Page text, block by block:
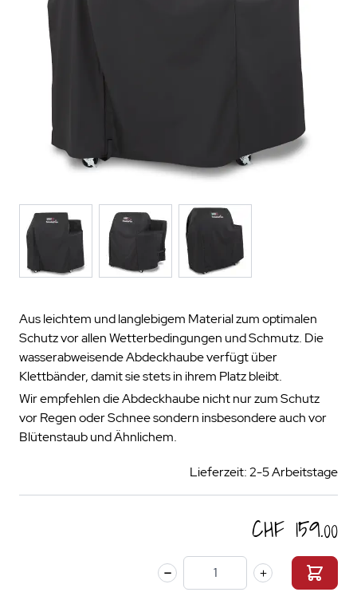
Aus leichtem und langlebigem Material zum optimalen
Schutz vor allen Wetterbedingungen und Schmutz. Die
wasserabweisende Abdeckhaube verfügt über
Klettbänder, damit sie stets in ihrem Platz bleibt.
Wir empfehlen die Abdeckhaube nicht nur zum Schutz
vor Regen oder Schnee sondern insbesondere auch vor
Blütenstaub und Ähnlichem.
Lieferzeit: 2-5 Arbeitstage
CHF 159.00
Menge